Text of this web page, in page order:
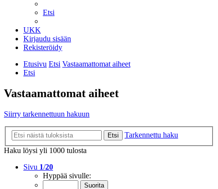
Etsi
UKK
Kirjaudu sisään
Rekisteröidy
Etusivu Etsi Vastaamattomat aiheet
Etsi
Vastaamattomat aiheet
Siirry tarkennettuun hakuun
Etsi
Tarkennettu haku
Haku löysi yli 1000 tulosta
Sivu 1/20
Hyppää sivulle: